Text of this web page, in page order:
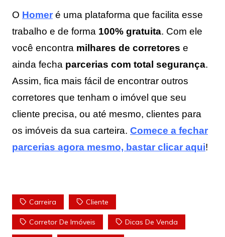
O Homeré uma plataforma que facilita esse
trabalho e de forma 100% gratuita. Com ele
você encontra milhares de corretores e
ainda fecha parcerias com total segurança.
Assim, fica mais fácil de encontrar outros
corretores que tenham o imóvel que seu
cliente precisa, ou até mesmo, clientes para
os imóveis da sua carteira. Comece a fechar
parcerias agora mesmo, bastar clicar aqui!
Carreira Cliente
Corretor De Imóveis Dicas De Venda